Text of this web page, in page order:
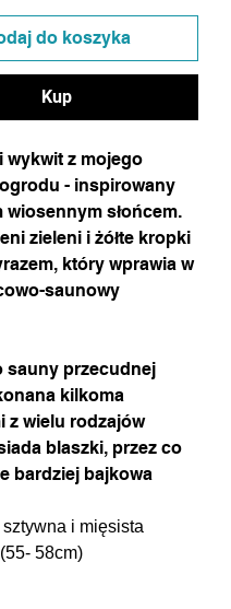
do koszyka
Kup
wykwit z mojego
- inspirowany
wiosennym słońcem.
zieleni i żółte kropki
który wprawia w
saunowy
sauny przecudnej
kilkoma
z wielu rodzajów
blaszki, przez co
bardziej bajkowa
i mięsista
58cm)